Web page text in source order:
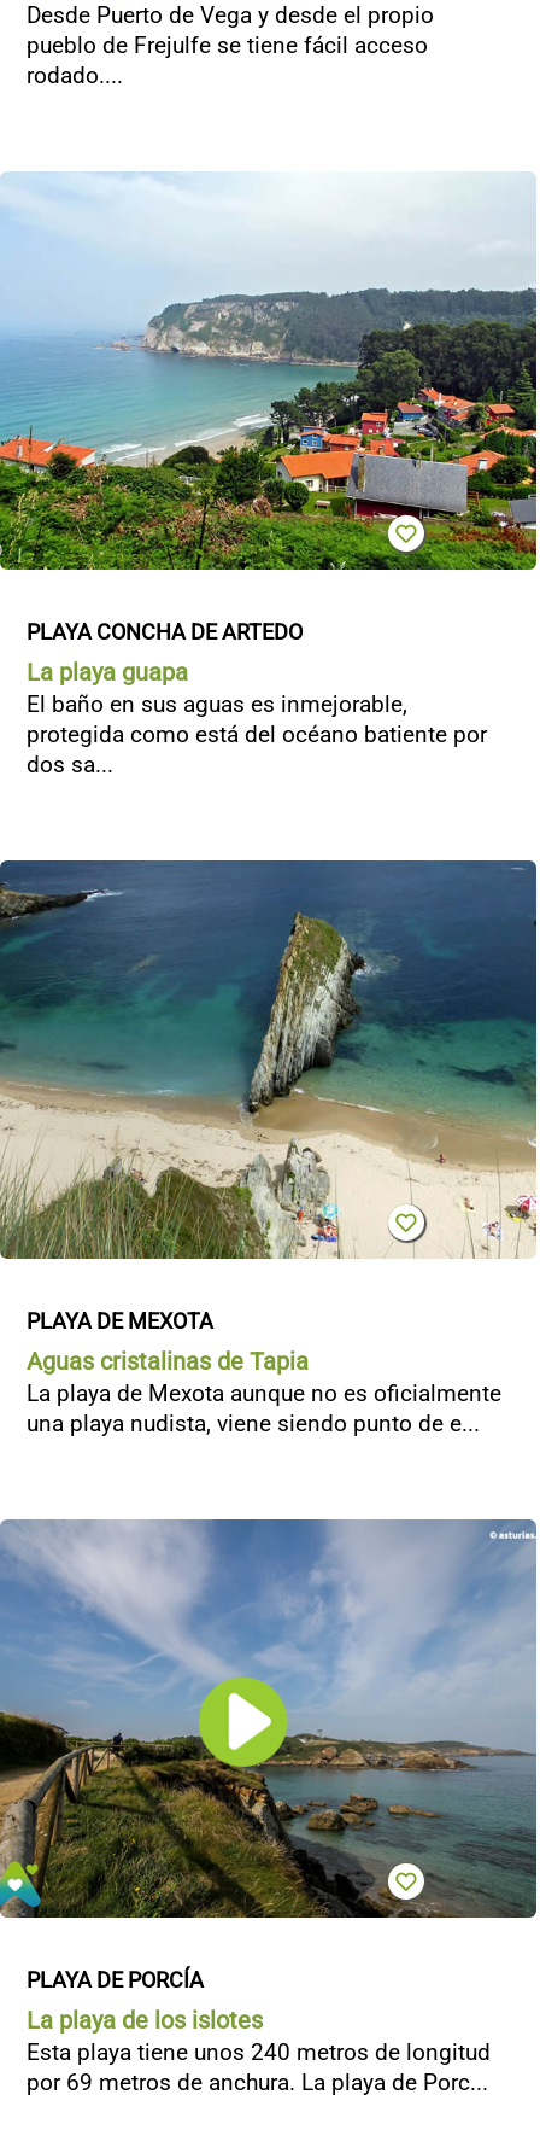
Desde Puerto de Vega y desde el propio
pueblo de Frejulfe se tiene fácil acceso
rodado....
PLAYA CONCHA DE ARTEDO
La playa guapa
El baño en sus aguas es inmejorable,
protegida como está del océano batiente por
dos sa...
PLAYA DE MEXOTA
Aguas cristalinas de Tapia
La playa de Mexota aunque no es oficialmente
una playa nudista, viene siendo punto de e...
PLAYA DE PORCÍA
La playa de los islotes
Esta playa tiene unos 240 metros de longitud
por 69 metros de anchura. La playa de Porc...